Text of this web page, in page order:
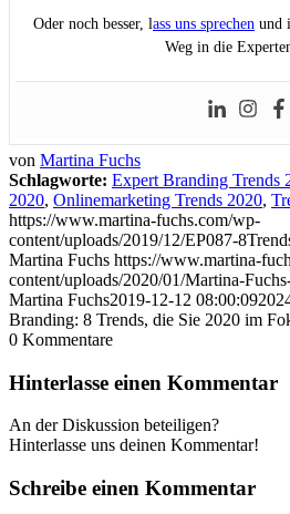
Oder noch besser, lass uns sprechen und
Weg in die
von Martina Fuchs
Schlagworte: Expert Branding Trends
2020, Onlinemarketing Trends 2020,
https://www.martina-fuchs.com/wp-
content/uploads/2019/12/EP087-
Martina Fuchs https://www.martina-
content/uploads/2020/01/Martina-
Martina Fuchs2019-12-12 08:00:09
Branding: 8 Trends, die Sie 2020 im
0 Kommentare
Hinterlasse einen Kommentar
An der Diskussion beteiligen?
Hinterlasse uns deinen Kommentar!
Schreibe einen Kommentar